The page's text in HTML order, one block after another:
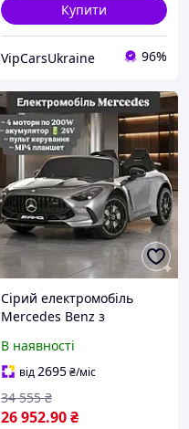
Купити
VipCarsUkraine 96%
Сірий електромобіль
Mercedes Benz з
мультиків, з пультом,
повний привід, швидкість
10 км/год, двомісний, до
50 кг
В наявності
від2695₴/міс
26 952.90₴
34 555 ₴